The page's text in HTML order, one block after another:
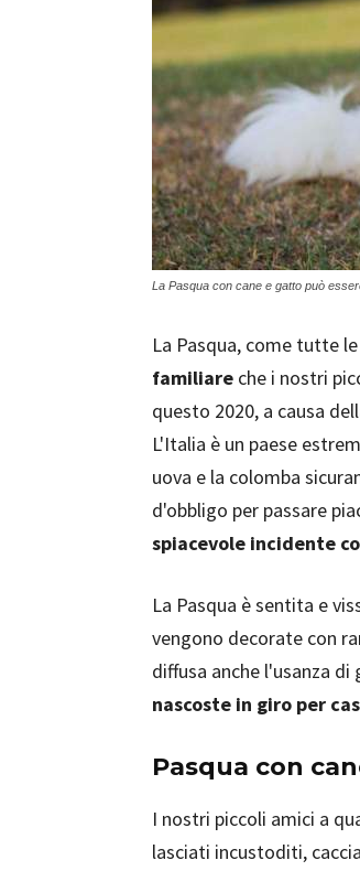
La Pasqua con cane e gatto può
La Pasqua, come tutte
familiare che i nostri
questo 2020, a causa
L'Italia è un paese
uova e la colomba
d'obbligo per passare
spiacevole incidente
La Pasqua è sentita e
vengono decorate con
diffusa anche l'usanza di
nascoste in giro per
Pasqua con
I nostri piccoli amici a
lasciati incustoditi,